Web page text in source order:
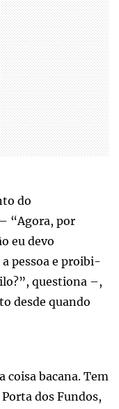
do
“Agora, por
eu devo
a pessoa e proibi-
questiona –,
desde quando
coisa bacana. Tem
dos Fundos,